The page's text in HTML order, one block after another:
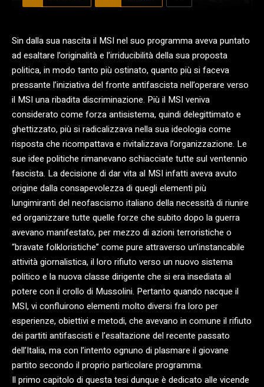
Sin dalla sua nascita il MSI nel suo programma aveva puntato
ad esaltare l’originalità e l’irriducibilità della sua proposta
politica, in modo tanto più ostinato, quanto più si faceva
pressante l’iniziativa del fronte antifascista nell’operare verso
il MSI una ribadita discriminazione. Più il MSI veniva
considerato come forza antisistema, quindi delegittimato e
ghettizzato, più si radicalizzava nella sua ideologia come
risposta che ricompattava e rivitalizzava l’organizzazione. Le
sue idee politiche rimanevano schiacciate tutte sul ventennio
fascista. La decisione di dar vita al MSI infatti aveva avuto
origine dalla consapevolezza di quegli elementi più
lungimiranti del neofascismo italiano della necessità di riunire
ed organizzare tutte quelle forze che subito dopo la guerra
avevano manifestato, per mezzo di azioni terroristiche o
“bravate folkloristiche” come pure attraverso un’instancabile
attività giornalistica, il loro rifiuto verso un nuovo sistema
politico e la nuova classe dirigente che si era insediata al
potere con il crollo di Mussolini. Pertanto quando nacque il
MSI, vi confluirono elementi molto diversi fra loro per
esperienze, obiettivi e metodi, che avevano in comune il rifiuto
dei partiti antifascisti e l’esaltazione del recente passato
dell’Italia, ma con l’intento ognuno di plasmare il giovane
partito secondo il proprio particolare programma.
Il primo capitolo di questa tesi dunque è dedicato alle vicende